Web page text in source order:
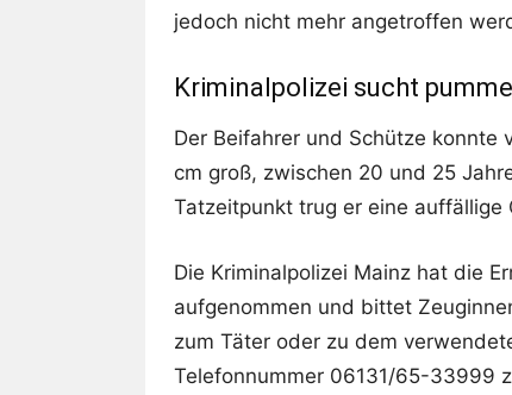
jedoch nicht mehr angetroffen
Kriminalpolizei sucht
Der Beifahrer und Schütze konnte
cm groß, zwischen 20 und 25
Tatzeitpunkt trug er eine
Die Kriminalpolizei Mainz hat die
aufgenommen und bittet
zum Täter oder zu dem
Telefonnummer 06131/65-33999